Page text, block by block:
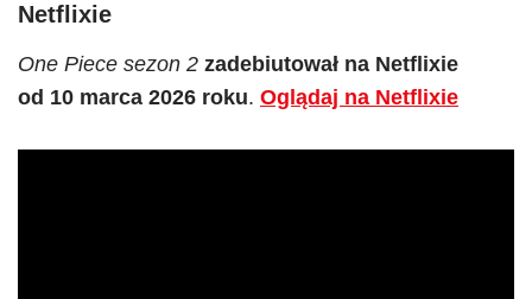
Netflixie
One Piece sezon 2 zadebiutował na Netflixie
od 10 marca 2026 roku. Oglądaj na Netflixie